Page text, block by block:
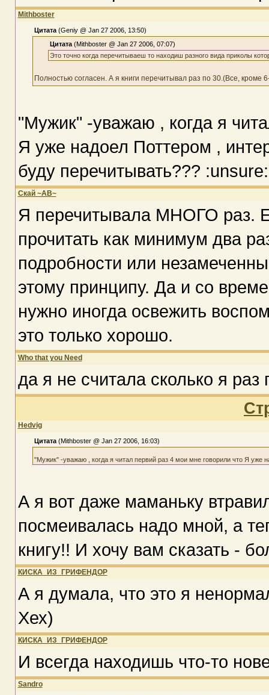
Mithboster
Цитата (Geniy @ Jan 27 2006, 13:50)
Цитата (Mithboster @ Jan 27 2006, 07:07)
Это точно когда перечитываеш то находиш разного вида приколы
Полностью согласен. А я книги перечитывал раз по 30.(Все, кроме
"Мужик" -уважаю , когда я
Я уже надоел Поттером ,
буду перечитывать??? :unsure:
Скай ~АВ~
Я перечитывала МНОГО раз.
прочитать как минимум два
подробности или
этому принципу. Да и со
нужно иногда освежить
это только хорошо.
Who that you Need
да я не считала сколько я раз
Hedvig
Цитата (Mithboster @ Jan 27 2006, 16:03)
"Мужик" -уважаю , когда я читал первий раз 4 мои мне говорили что Я уже
А я вот даже маманьку
посмеивалась надо мной, а
книгу!! И хочу вам сказать -
КИСКА_ИЗ_ГРИФЕНДОР
А я думала, что это я
Хех)
КИСКА_ИЗ_ГРИФЕНДОР
И всегда находишь что-то
Sandro